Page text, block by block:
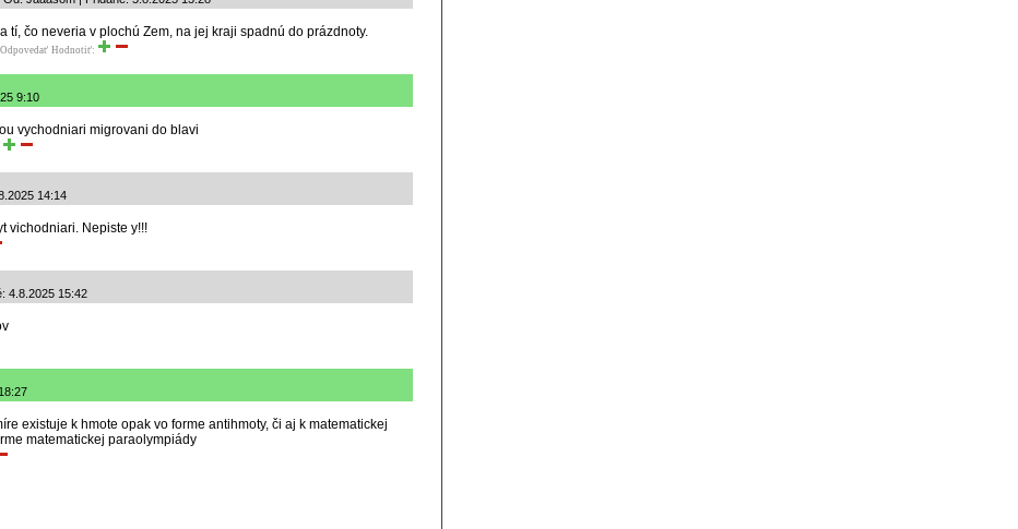
a tí, čo neveria v plochú Zem, na jej kraji spadnú do prázdnoty.
Odpovedať Hodnotiť:
9:10
vychodniari migrovani do blavi
14:14
vichodniari. Nepiste y!!!
4.8.2025 15:42
existuje k hmote opak vo forme antihmoty, či aj k matematickej
matematickej paraolympiády